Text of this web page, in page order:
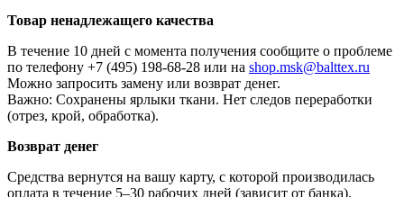
Товар ненадлежащего качества
В течение 10 дней с момента получения сообщите о проблеме
по телефону +7 (495) 198-68-28 или на shop.msk@balttex.ru
Можно запросить замену или возврат денег.
Важно: Сохранены ярлыки ткани. Нет следов переработки
(отрез, крой, обработка).
Возврат денег
Средства вернутся на вашу карту, с которой производилась
оплата в течение 5–30 рабочих дней (зависит от банка).